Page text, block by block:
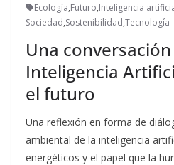
Ecología,Futuro,Inteligencia
Sociedad,Sostenibilidad,Tecnología
Una
Inteligencia
el futuro
Una reflexión en forma de
ambiental de la inteligencia
energéticos y el papel que la